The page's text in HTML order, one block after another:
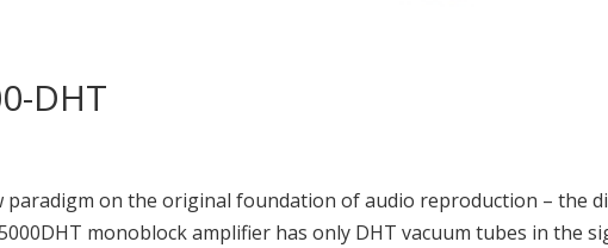
DHT
paradigm on the original foundation of audio reproduction – the
monoblock amplifier has only DHT vacuum tubes in the